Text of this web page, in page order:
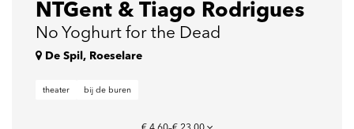
NTGent & Tiago Rodrigues
No Yoghurt for the Dead
De Spil, Roeselare
theater bij de buren